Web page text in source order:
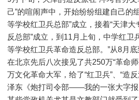
己”的喧闹声中，开始纷纷组建自己的
等学校红卫兵总部”成立，接着“天津
反总部”成立，到11月上旬，中学红卫
等学校红卫兵革命造反总部。”从8月
在北京先后八次接见了共250万“革命
万文化革命大军，给了“红卫兵”、“造
泽东《炮打司令部——我的一张大字报